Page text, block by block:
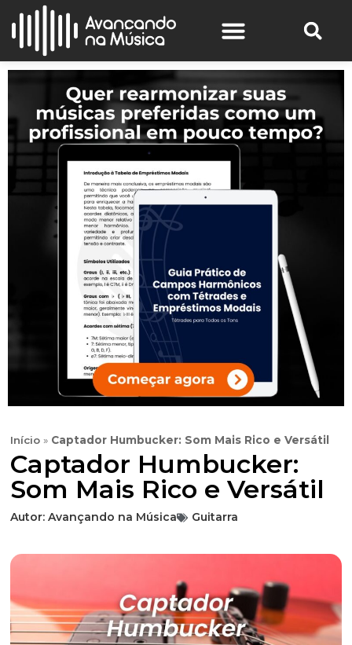
Início » Captador Humbucker: Som Mais Rico e Versátil
Captador Humbucker:
Som Mais Rico e Versátil
Autor:Avançando na Música Guitarra